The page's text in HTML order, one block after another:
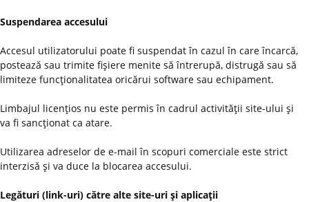
Suspendarea accesului
Accesul utilizatorului poate fi suspendat în cazul în care încarcă,
postează sau trimite fişiere menite să întrerupă, distrugă sau să
limiteze funcţionalitatea oricărui software sau echipament.
Limbajul licenţios nu este permis în cadrul activităţii site-ului şi
va fi sancţionat ca atare.
Utilizarea adreselor de e-mail în scopuri comerciale este strict
interzisă şi va duce la blocarea accesului.
Legături (link-uri) către alte site-uri şi aplicaţii